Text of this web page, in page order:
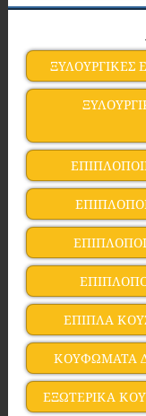
ΞΥΛΟΥΡΓΙΚΕΣ
ΕΠΙΠΛΑ
ΚΟΥΦΩΜΑΤΑ
ΕΞΩΤΕΡΙΚΑ